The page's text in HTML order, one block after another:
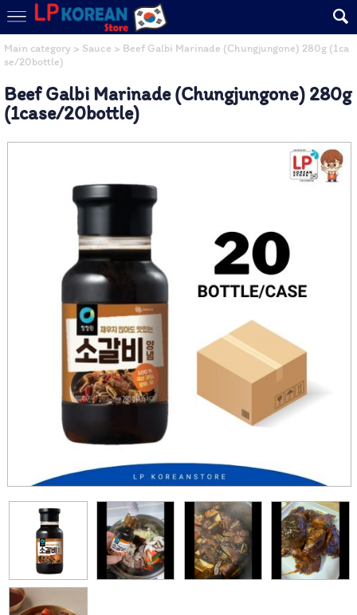
Main category > Sauce > Beef Galbi Marinade (Chungjungone) 280g (1ca
se/20bottle)
Beef Galbi Marinade (Chungjungone) 280g
(1case/20bottle)